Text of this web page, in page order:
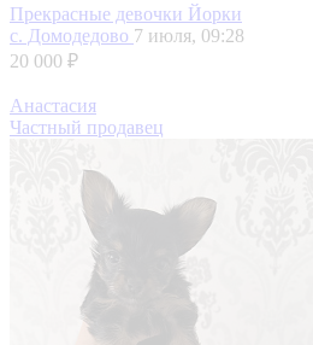
Прекрасные девочки Йорки
с. Домодедово 7 июля, 09:28
20 000 ₽
Анастасия
Частный продавец